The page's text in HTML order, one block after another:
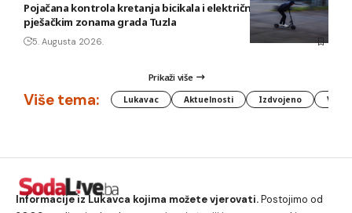
Pojačana kontrola kretanja bicikala i električnih romobila u
pješačkim zonama grada Tuzla
5. Augusta 2026.
Prikaži više
Više tema: Lukavac Aktuelnosti Izdvojeno
Informacije iz Lukavca kojima možete vjerovati.Postojimo od